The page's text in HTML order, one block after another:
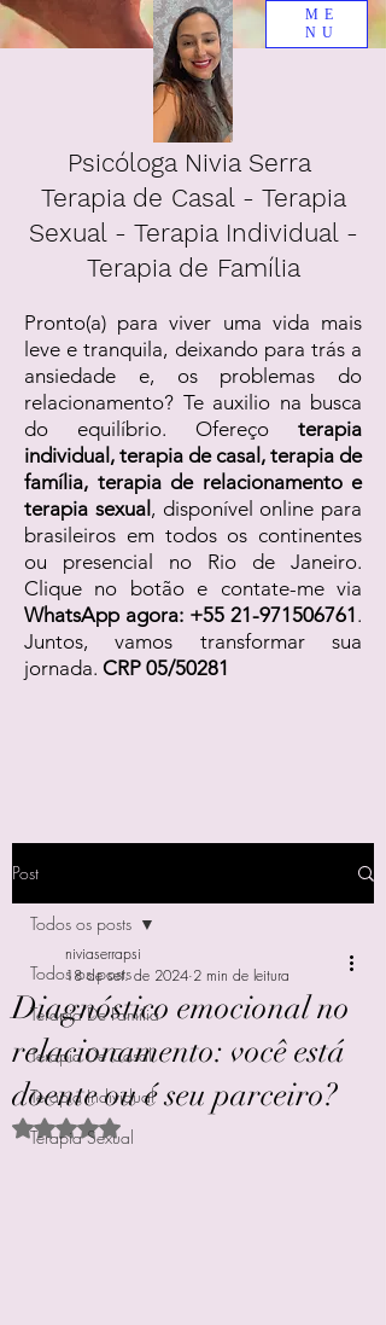
Psicóloga Nivia Serra
Terapia de Casal - Terapia
Sexual - Terapia Individual -
Terapia de Família
Pronto(a) para viver uma vida mais
leve e tranquila, deixando para trás a
ansiedade e, os problemas do
relacionamento? Te auxilio na busca
do equilíbrio. Ofereço terapia
individual, terapia de casal, terapia de
família, terapia de relacionamento e
terapia sexual , disponível online para
brasileiros em todos os continentes
ou presencial no Rio de Janeiro.
Clique no botão e contate-me via
WhatsApp agora: +55 21-971506761 .
Juntos, vamos transformar sua
jornada. CRP 05/50281
ME
NU
Post
Todos os posts
Terapia De Família
Terapia De Casal
Terapia Individual
Terapia Sexual
Todos os posts
Diagnóstico emocional no
relacionamento: você está
doente ou é seu parceiro?
niviaserrapsi
18 de set. de 2024 2 min de leitura
Avaliado com NaN de 5 estrelas.